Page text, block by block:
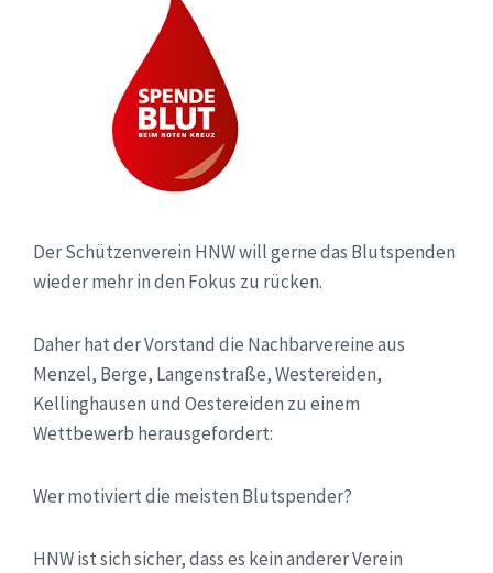
Der Schützenverein HNW will gerne das Blutspenden
wieder mehr in den Fokus zu rücken.
Daher hat der Vorstand die Nachbarvereine aus
Menzel, Berge, Langenstraße, Westereiden,
Kellinghausen und Oestereiden zu einem
Wettbewerb herausgefordert:
Wer motiviert die meisten Blutspender?
HNW ist sich sicher, dass es kein anderer Verein